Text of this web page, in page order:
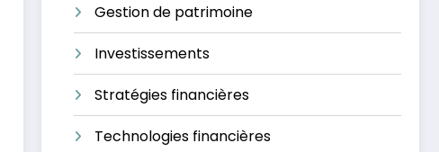
Gestion de patrimoine
Investissements
Stratégies financières
Technologies financières